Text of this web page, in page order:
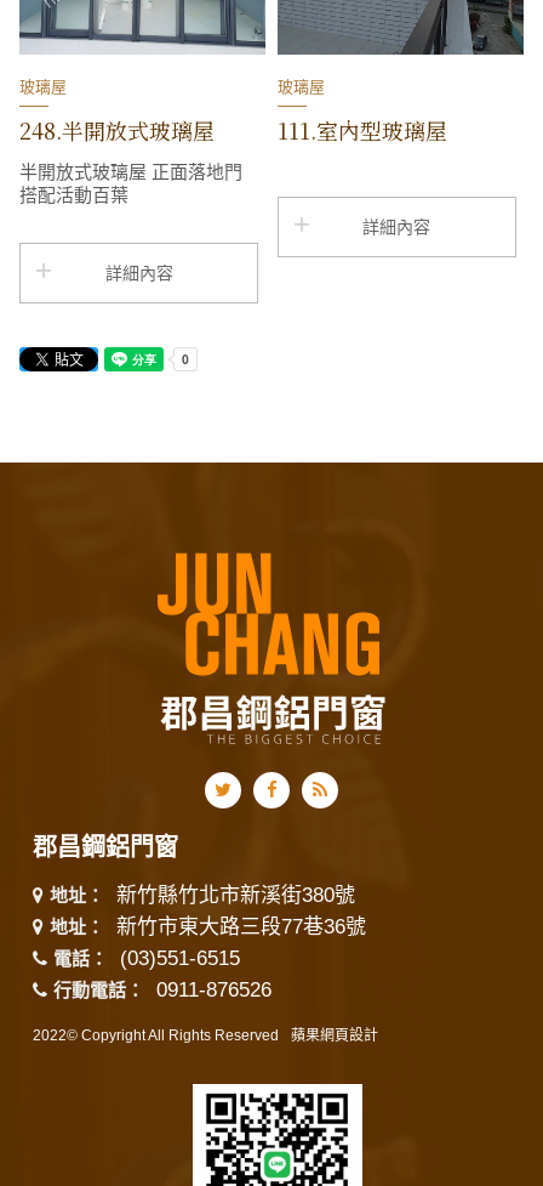
玻璃屋
248.半開放式玻璃屋
半開放式玻璃屋 正面落地門
搭配活動百葉
詳細內容
玻璃屋
111.室內型玻璃屋
詳細內容
郡昌鋼鋁門窗
地址： 新竹縣竹北市新溪街380號
地址： 新竹市東大路三段77巷36號
電話： (03)551-6515
行動電話： 0911-876526
2022© Copyright All Rights Reserved 蘋果網頁設計